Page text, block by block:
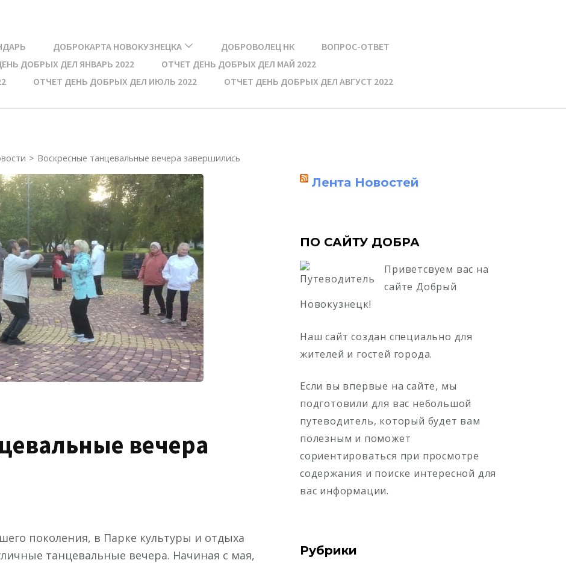
ДОБРОКАРТА НОВОКУЗНЕЦКА ДОБРОВОЛЕЦ НК
ВОПРОС-ОТВЕТ
ДОБРЫХ ДЕЛ ЯНВАРЬ 2022​
ОТЧЕТ ДЕНЬ ДОБРЫХ ДЕЛ МАЙ 2022
ОТЧЕТ ДЕНЬ ДОБРЫХ ДЕЛ ИЮЛЬ 2022 ОТЧЕТ ДЕНЬ ДОБРЫХ ДЕЛ АВГУСТ 2022
> Воскресные танцевальные вечера завершились
вечера
поколения, в Парке культуры и отдыха
танцевальные вечера. Начиная с мая,
Лента Новостей
ПО САЙТУ ДОБРА
Приветсвуем вас на
сайте Добрый
Новокузнецк!
Наш сайт создан специально для
жителей и гостей города.
Если вы впервые на сайте, мы
подготовили для вас небольшой
путеводитель, который будет вам
полезным и поможет
сориентироваться при просмотре
содержания и поиске интересной для
вас информации.
Рубрики